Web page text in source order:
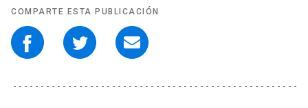
COMPARTE ESTA PUBLICACIÓN